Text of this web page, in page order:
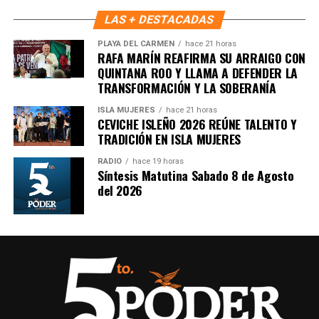
Recibe las noticias al instante
Únete al canal oficial de WhatsApp de
Quinto Poder y recibe las noticias más
importantes de Quintana Roo directamente
en tu teléfono.
LAS + DESTACADAS
PLAYA DEL CARMEN hace 21 horas
RAFA MARÍN REAFIRMA SU ARRAIGO CON
QUINTANA ROO Y LLAMA A DEFENDER LA
TRANSFORMACIÓN Y LA SOBERANÍA
ISLA MUJERES hace 21 horas
CEVICHE ISLEÑO 2026 REÚNE TALENTO Y
TRADICIÓN EN ISLA MUJERES
RADIO hace 19 horas
Síntesis Matutina Sabado 8 de Agosto
del 2026